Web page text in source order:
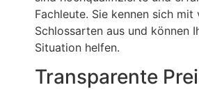
Fachleute. Sie kennen sich mit
Schlossarten aus und können
Situation helfen.
Transparente